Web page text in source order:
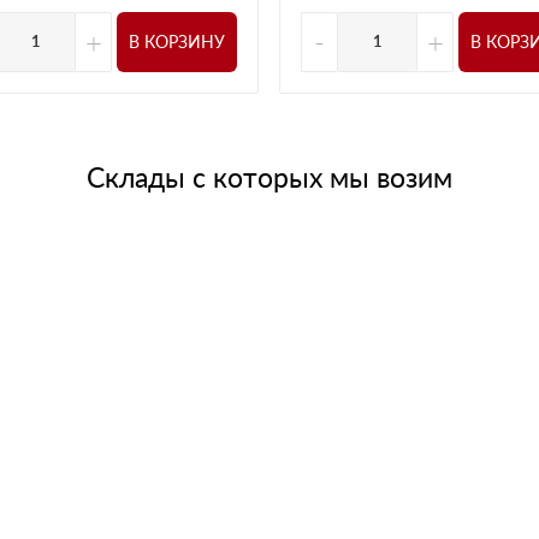
+ В КОРЗИНУ - + В
Склады с которых мы возим